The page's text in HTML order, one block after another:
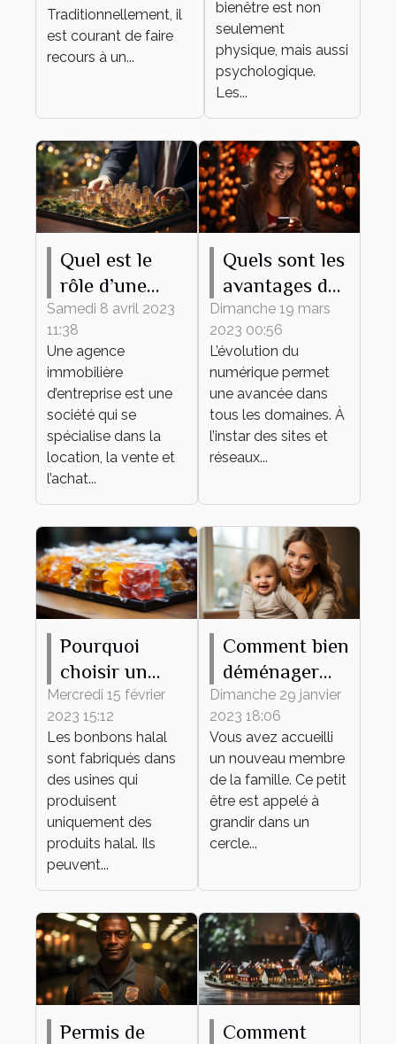
Traditionnellement, il
est courant de faire
recours à un...
bienêtre est non
seulement
physique, mais aussi
psychologique.
Les...
Quel est le
rôle d’une
agence
immobilière
d’entreprise ?
Samedi 8 avril 2023
11:38
Une agence
immobilière
d’entreprise est une
société qui se
spécialise dans la
location, la vente et
l’achat...
Quels sont les
avantages du
recours à un
site de
rencontre ?
Dimanche 19 mars
2023 00:56
L’évolution du
numérique permet
une avancée dans
tous les domaines. À
l’instar des sites et
réseaux...
Pourquoi
choisir un
bonbon halal
?
Mercredi 15 février
2023 15:12
Les bonbons halal
sont fabriqués dans
des usines qui
produisent
uniquement des
produits halal. Ils
peuvent...
Comment bien
déménager
avec votre
bébé ?
Dimanche 29 janvier
2023 18:06
Vous avez accueilli
un nouveau membre
de la famille. Ce petit
être est appelé à
grandir dans un
cercle...
Permis de
Comment